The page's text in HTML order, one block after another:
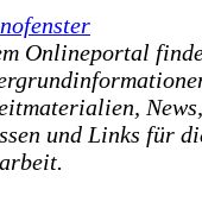
Onlineportal
und Links für